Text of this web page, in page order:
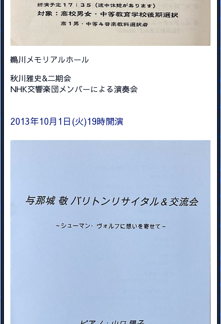
鵜川メモリアルホール
秋川雅史&二期会
NHK交響楽団メンバーによる演奏会
2013年10月1日(火)19時開演